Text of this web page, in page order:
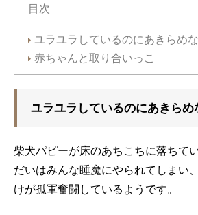
目次
ユラユラしているのにあきらめ
赤ちゃんと取り合いっこ
ユラユラしているのにあきらめ
柴犬パピーが床のあちこちに落ちて
だいはみんな睡魔にやられてしまい
けが孤軍奮闘しているようです。